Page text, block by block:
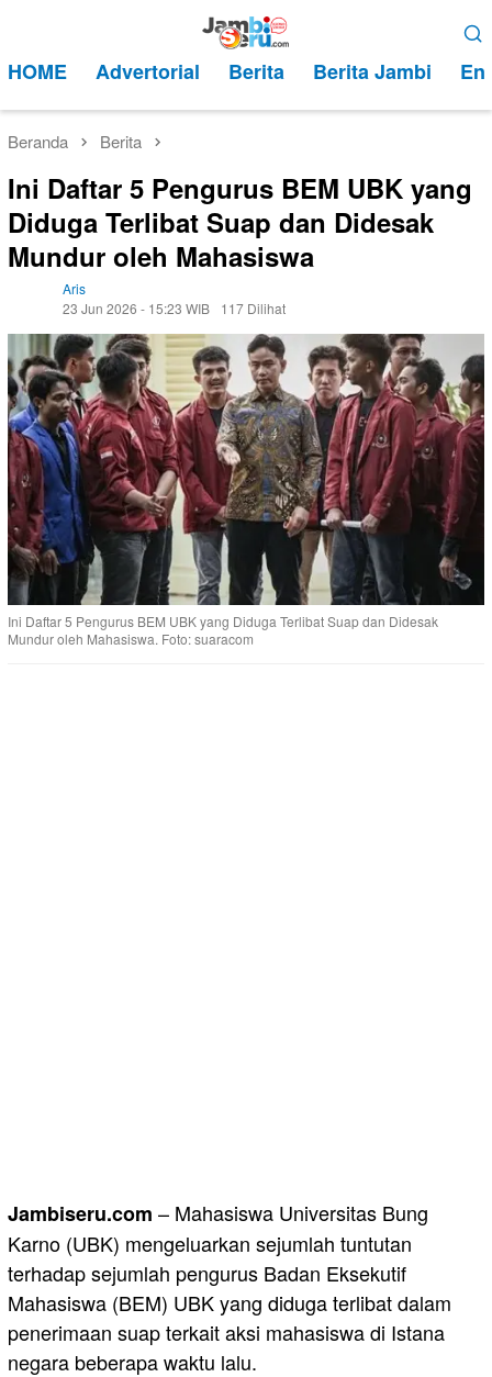
kontenMobile
HOME Advertorial Berita Berita Jambi
Beranda Berita
Ini Daftar 5 Pengurus BEM UBK yang
Diduga Terlibat Suap dan Didesak
Mundur oleh Mahasiswa
Aris
23 Jun 2026 - 15:23 WIB
117 Dilihat
Ini Daftar 5 Pengurus BEM UBK yang Diduga Terlibat Suap dan Didesak
Mundur oleh Mahasiswa. Foto: suaracom
Jambiseru.com – Mahasiswa Universitas Bung
Karno (UBK) mengeluarkan sejumlah tuntutan
terhadap sejumlah pengurus Badan Eksekutif
Mahasiswa (BEM) UBK yang diduga terlibat dalam
penerimaan suap terkait aksi mahasiswa di Istana
negara beberapa waktu lalu.